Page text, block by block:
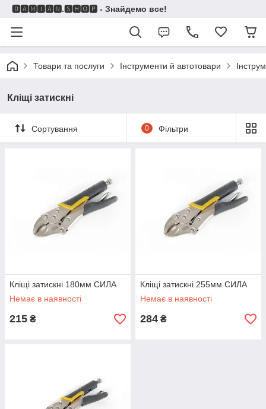
🅳🅰🅼🅸🅰🅽.🆂🅷🅾🅿 - Знайдемо все!
Товари та послуги Інструменти й автотовари
Кліщі затискні
Сортування 0 Фільтри
Кліщі затискні 180мм СИЛА
Немає в наявності
215 ₴
Кліщі затискні 255мм СИЛА
Немає в наявності
284 ₴